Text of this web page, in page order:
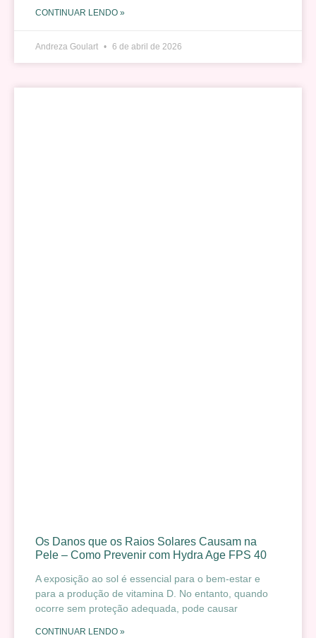
CONTINUAR LENDO »
Andreza Goulart 6 de abril de 2026
Os Danos que os Raios Solares Causam na
Pele – Como Prevenir com Hydra Age FPS 40
A exposição ao sol é essencial para o bem-estar e
para a produção de vitamina D. No entanto, quando
ocorre sem proteção adequada, pode causar
CONTINUAR LENDO »